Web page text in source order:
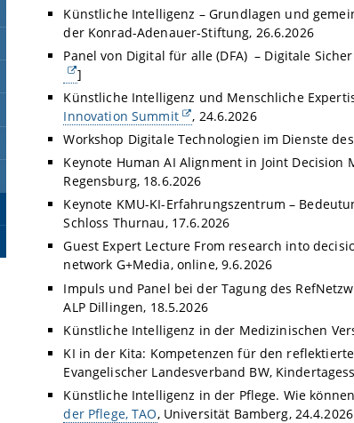
Künstliche Intelligenz – Grundlagen und
der Konrad-Adenauer-Stiftung, 26.6.2026
Panel von Digital für alle (DFA) – Digitale
]
Künstliche Intelligenz und Menschliche
Innovation Summit
, 24.6.2026
Workshop Digitale Technologien im Dienste
Keynote Human AI Alignment in Joint Decision
Regensburg, 18.6.2026
Keynote KMU-KI-Erfahrungszentrum –
Schloss Thurnau, 17.6.2026
Guest Expert Lecture From research into
network G+Media, online, 9.6.2026
Impuls und Panel bei der Tagung des
ALP Dillingen, 18.5.2026
Künstliche Intelligenz in der Medizinischen
KI in der Kita: Kompetenzen für den
Evangelischer Landesverband BW,
Künstliche Intelligenz in der Pflege. Wie
der Pflege, TAO, Universität Bamberg, 24.4.2026